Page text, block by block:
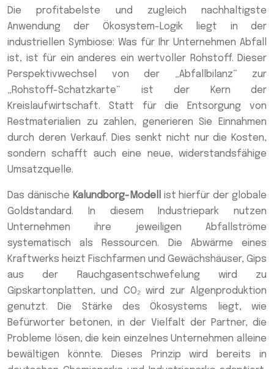
Die profitabelste und zugleich nachhaltigste
Anwendung der Ökosystem-Logik liegt in der
industriellen Symbiose: Was für Ihr Unternehmen Abfall
ist, ist für ein anderes ein wertvoller Rohstoff. Dieser
Perspektivwechsel von der „Abfallbilanz“ zur
„Rohstoff-Schatzkarte“ ist der Kern der
Kreislaufwirtschaft. Statt für die Entsorgung von
Restmaterialien zu zahlen, generieren Sie Einnahmen
durch deren Verkauf. Dies senkt nicht nur die Kosten,
sondern schafft auch eine neue, widerstandsfähige
Umsatzquelle.
Das dänische Kalundborg-Modell
ist hierfür der globale
Goldstandard. In diesem Industriepark nutzen
Unternehmen ihre jeweiligen Abfallströme
systematisch als Ressourcen. Die Abwärme eines
Kraftwerks heizt Fischfarmen und Gewächshäuser, Gips
aus der Rauchgasentschwefelung wird zu
Gipskartonplatten, und CO₂ wird zur Algenproduktion
genutzt. Die Stärke des Ökosystems liegt, wie
Befürworter betonen, in der Vielfalt der Partner, die
Probleme lösen, die kein einzelnes Unternehmen alleine
bewältigen könnte. Dieses Prinzip wird bereits in